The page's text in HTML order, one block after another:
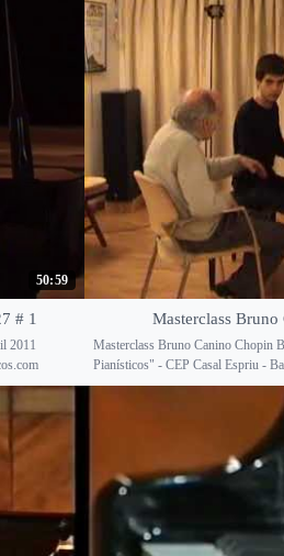
50:59
# 1
2011
Masterclass
Masterclass Bruno Canino Chopin
Pianísticos" - CEP Casal Espriu -